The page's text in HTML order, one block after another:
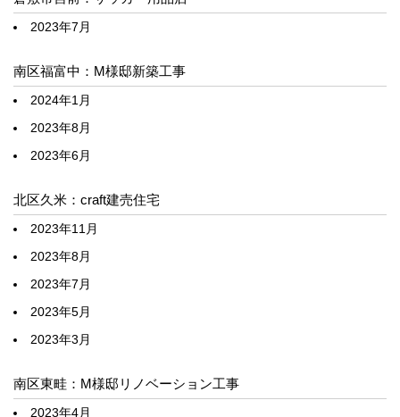
2023年7月
南区福富中：M様邸新築工事
2024年1月
2023年8月
2023年6月
北区久米：craft建売住宅
2023年11月
2023年8月
2023年7月
2023年5月
2023年3月
南区東畦：M様邸リノベーション工事
2023年4月